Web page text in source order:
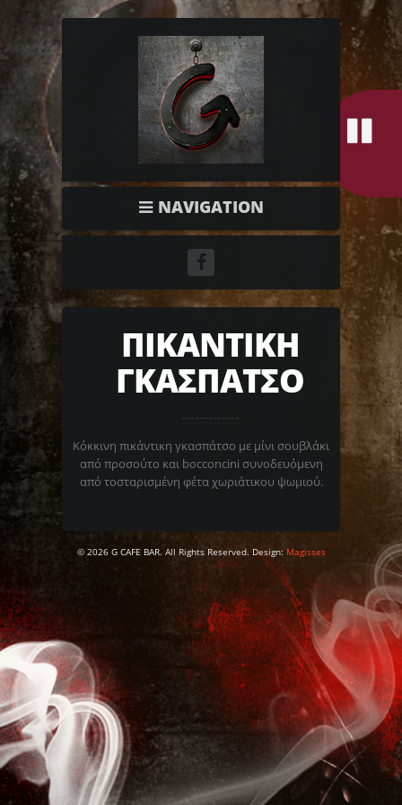
NAVIGATION
ΠΙΚΑΝΤΙΚΗ
ΓΚΑΣΠΑΤΣΟ
Κόκκινη πικάντικη γκασπάτσο με μίνι σουβλάκι
από προσούτο και bocconcini συνοδευόμενη
από τοσταρισμένη φέτα χωριάτικου ψωμιού.
© 2026 G CAFE BAR. All Rights Reserved. Design: Magisses